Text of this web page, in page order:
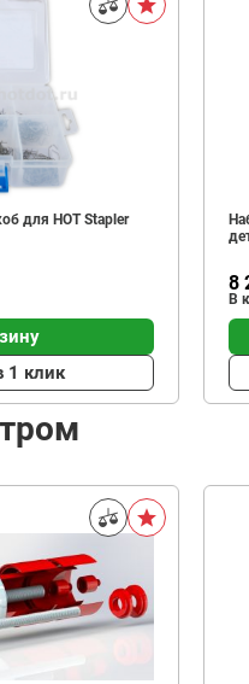
для HOT Stapler
1 клик
8
В